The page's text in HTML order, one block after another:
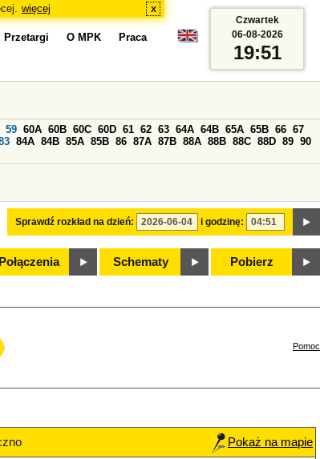
więcej x
Przetargi O MPK Praca
Sprawdź rozkład na dzień: i godzinę:
59 60A 60B 60C 60D 61 62 63 64A 64B 65A 65B 66 67
84A 84B 85A 85B 86 87A 87B 88A 88B 88C 88D 89 90
Połączenia Schematy Pobierz
Czwartek
06-08-2026
19:51
Pomoc
Pokaż na mapie